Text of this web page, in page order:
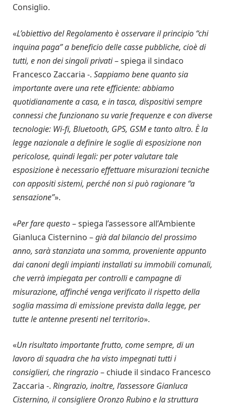
Consiglio.
«L’obiettivo del Regolamento è osservare il principio “chi
inquina paga” a beneficio delle casse pubbliche, cioè di
tutti, e non dei singoli privati– spiega il sindaco
Francesco Zaccaria -. Sappiamo bene quanto sia
importante avere una rete efficiente: abbiamo
quotidianamente a casa, e in tasca, dispositivi sempre
connessi che funzionano su varie frequenze e con diverse
tecnologie: Wi-fi, Bluetooth, GPS, GSM e tanto altro. È la
legge nazionale a definire le soglie di esposizione non
pericolose, quindi legali: per poter valutare tale
esposizione è necessario effettuare misurazioni tecniche
con appositi sistemi, perché non si può ragionare “a
sensazione”».
«Per fare questo– spiega l’assessore all’Ambiente
Gianluca Cisternino –già dal bilancio del prossimo
anno, sarà stanziata una somma, proveniente appunto
dai canoni degli impianti installati su immobili comunali,
che verrà impiegata per controlli e campagne di
misurazione, affinché venga verificato il rispetto della
soglia massima di emissione prevista dalla legge, per
tutte le antenne presenti nel territorio».
«Un risultato importante frutto, come sempre, di un
lavoro di squadra che ha visto impegnati tutti i
consiglieri, che ringrazio– chiude il sindaco Francesco
Zaccaria -. Ringrazio, inoltre, l’assessore Gianluca
Cisternino, il consigliere Oronzo Rubino e la struttura